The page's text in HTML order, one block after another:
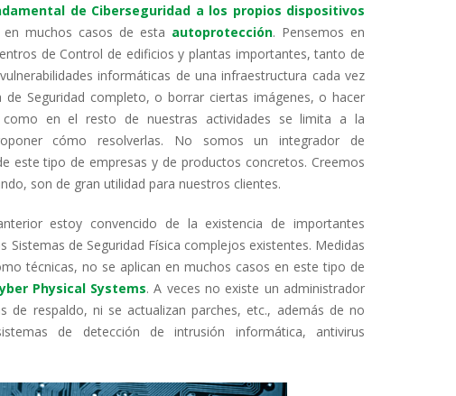
de Ciberseguridad a los propios dispositivos
en muchos casos de esta autoprotección. Pensemos en
de Control de edificios y plantas importantes, tanto de
informáticas de una infraestructura cada vez
Seguridad completo, o borrar ciertas imágenes, o hacer
en el resto de nuestras actividades se limita a la
cómo resolverlas. No somos un integrador de
este tipo de empresas y de productos concretos. Creemos
son de gran utilidad para nuestros clientes.
estoy convencido de la existencia de importantes
Sistemas de Seguridad Física complejos existentes. Medidas
técnicas, no se aplican en muchos casos en este tipo de
Physical Systems. A veces no existe un administrador
de respaldo, ni se actualizan parches, etc., además de no
de detección de intrusión informática, antivirus